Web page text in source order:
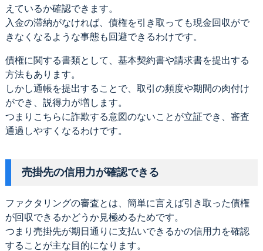
えているか確認できます。
入金の滞納がなければ、債権を引き取っても現金回収がで
きなくなるような事態も回避できるわけです。
債権に関する書類として、基本契約書や請求書を提出する
方法もあります。
しかし通帳を提出することで、取引の頻度や期間の肉付け
ができ、説得力が増します。
つまりこちらに詐欺する意図のないことが立証でき、審査
通過しやすくなるわけです。
売掛先の信用力が確認できる
ファクタリングの審査とは、簡単に言えば引き取った債権
が回収できるかどうか見極めるためです。
つまり売掛先が期日通りに支払いできるかの信用力を確認
することが主な目的になります。